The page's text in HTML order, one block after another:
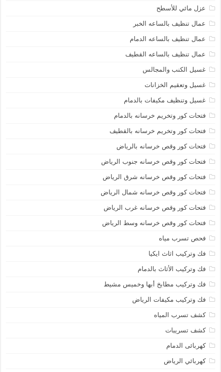
عزل مائي للأسطح
عمال تنظيف بالساعه الخبر
عمال تنظيف بالساعه الدمام
عمال تنظيف بالساعه القطيف
غسيل الكنب والمجالس
غسيل وتعقيم الخزانات
غسيل وتنظيف مكيفات بالدمام
فتحات كور وتخريم خرسانه بالدمام
فتحات كور وتخريم خرسانه بالقطيف
فتحات كور وقص خرسانه بالرياض
فتحات كور وقص خرسانه جنوب الرياض
فتحات كور وقص خرسانه شرق الرياض
فتحات كور وقص خرسانه شمال الرياض
فتحات كور وقص خرسانه غرب الرياض
فتحات كور وقص خرسانه وسط الرياض
فحص تسرب مياه
فك وتركيب اثاث ايكيا
فك وتركيب الأثاث بالدمام
فك وتركيب مطابخ أبها وخميس مشيط
فك وتركيب مكيفات الرياض
كشف تسرب المياه
كشف تسريبات
كهربائى الدمام
كهربائي الرياض